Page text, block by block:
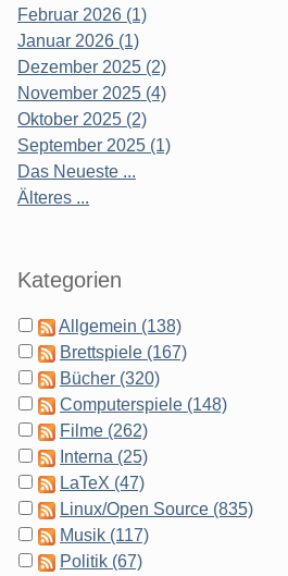
Februar 2026 (1)
Januar 2026 (1)
Dezember 2025 (2)
November 2025 (4)
Oktober 2025 (2)
September 2025 (1)
Das Neueste ...
Älteres ...
Kategorien
Allgemein (138)
Brettspiele (167)
Bücher (320)
Computerspiele (148)
Filme (262)
Interna (25)
LaTeX (47)
Linux/Open Source (835)
Musik (117)
Politik (67)